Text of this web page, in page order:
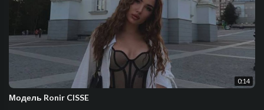
0:14
Модель Ronir CISSE